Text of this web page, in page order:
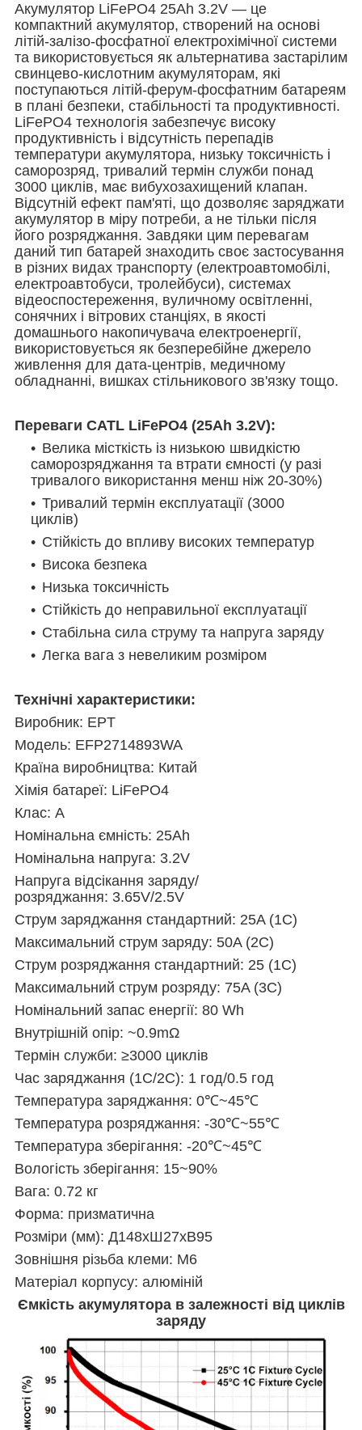
Акумулятор LiFePO4 25Ah 3.2V — це
компактний акумулятор, створений на основі
літій-залізо-фосфатної електрохімічної системи
та використовується як альтернатива застарілим
свинцево-кислотним акумуляторам, які
поступаються літій-ферум-фосфатним батареям
в плані безпеки, стабільності та продуктивності.
LiFePO4 технологія забезпечує високу
продуктивність і відсутність перепадів
температури акумулятора, низьку токсичність і
саморозряд, тривалий термін служби понад
3000 циклів, має вибухозахищений клапан.
Відсутній ефект пам'яті, що дозволяє заряджати
акумулятор в міру потреби, а не тільки після
його розряджання. Завдяки цим перевагам
даний тип батарей знаходить своє застосування
в різних видах транспорту (електроавтомобілі,
електроавтобуси, тролейбуси), системах
відеоспостереження, вуличному освітленні,
сонячних і вітрових станціях, в якості
домашнього накопичувача електроенергії,
використовується як безперебійне джерело
живлення для дата-центрів, медичному
обладнанні, вишках стільникового зв'язку тощо.
Переваги CATL LiFePO4 (25Ah 3.2V):
Велика місткість із низькою швидкістю
саморозряджання та втрати ємності (у разі
тривалого використання менш ніж 20-30%)
Тривалий термін експлуатації (3000
циклів)
Стійкість до впливу високих температур
Висока безпека
Низька токсичність
Стійкість до неправильної експлуатації
Стабільна сила струму та напруга заряду
Легка вага з невеликим розміром
Технічні характеристики:
Виробник: EPT
Модель: EFP2714893WA
Країна виробництва: Китай
Хімія батареї: LiFePO4
Клас: A
Номінальна ємність: 25Ah
Номінальна напруга: 3.2V
Напруга відсікання заряду/
розряджання: 3.65V/2.5V
Струм заряджання стандартний: 25A (1C)
Максимальний струм заряду: 50A (2C)
Струм розряджання стандартний: 25 (1C)
Максимальний струм розряду: 75A (3C)
Номінальний запас енергії: 80 Wh
Внутрішній опір: ~0.9mΩ
Термін служби: ≥3000 циклів
Час заряджання (1C/2C): 1 год/0.5 год
Температура заряджання: 0℃~45℃
Температура розряджання: -30℃~55℃
Температура зберігання: -20℃~45℃
Вологість зберігання: 15~90%
Вага: 0.72 кг
Форма: призматична
Розміри (мм): Д148xШ27xВ95
Зовнішня різьба клеми: M6
Матеріал корпусу: алюміній
Ємкість акумулятора в залежності від циклів
заряду